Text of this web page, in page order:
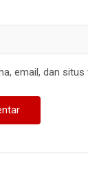
email, dan